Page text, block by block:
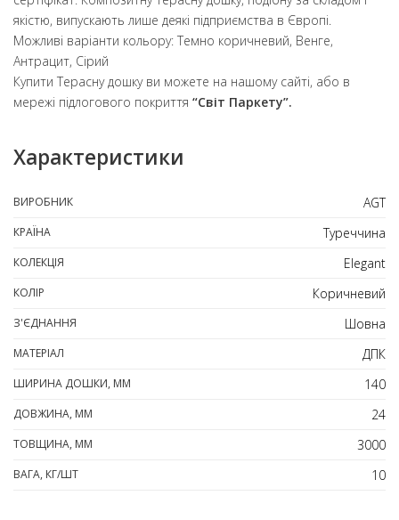
якістю, випускають лише деякі підприємства в Європі.
Можливі варіанти кольору: Темно коричневий, Венге,
Антрацит, Сірий
Купити Терасну дошку ви можете на нашому сайті, або в
мережі підлогового покриття “Світ Паркету”.
Характеристики
ВИРОБНИК AGT
КРАЇНА Туреччина
КОЛЕКЦІЯ Elegant
КОЛІР Коричневий
З'ЄДНАННЯ Шовна
МАТЕРІАЛ ДПК
ШИРИНА ДОШКИ, ММ 140
ДОВЖИНА, ММ 24
ТОВЩИНА, ММ 3000
ВАГА, КГ/ШТ 10